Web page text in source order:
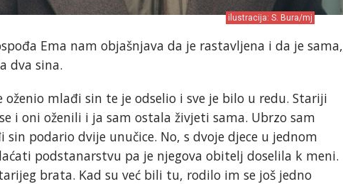
ilustracija: S. Bura/mj
Ema nam objašnjava da je rastavljena i da je sama,
dva sina.
oženio mlađi sin te je odselio i sve je bilo u redu. Stariji
i oni oženili i ja sam ostala živjeti sama. Ubrzo sam
podario dvije unučice. No, s dvoje djece u jednom
podstanarstvu pa je njegova obitelj doselila k meni.
brata. Kad su već bili tu, rodilo im se još jedno